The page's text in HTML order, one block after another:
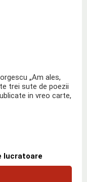
„Am ales,
trei sute de poezii
in vreo carte,
lucratoare